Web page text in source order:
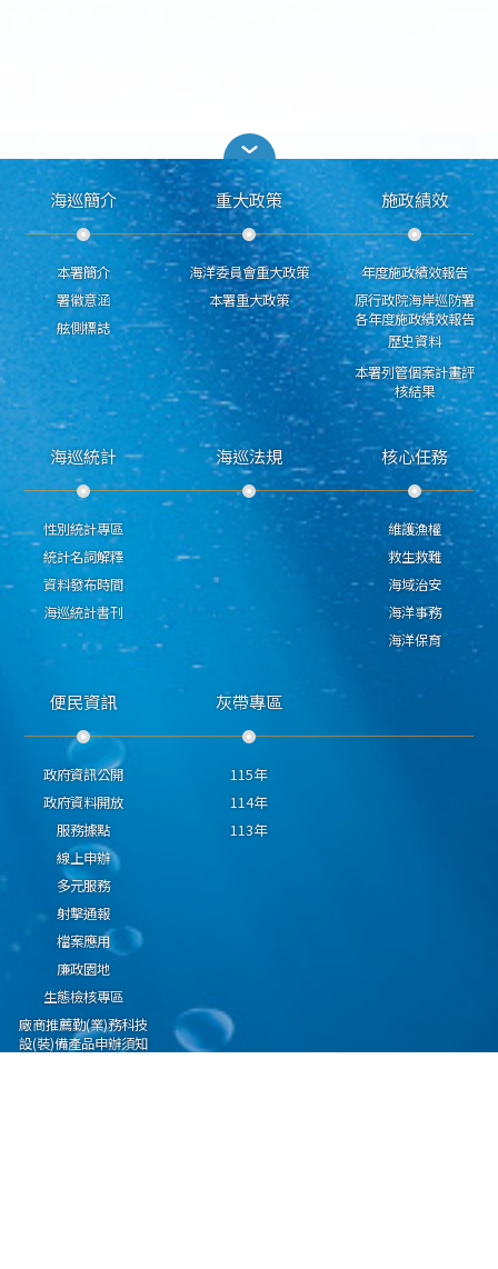
海巡簡介
本署簡介
署徽意涵
舷側標誌
重大政策
海洋委員會重大政策
本署重大政策
施政績效
年度施政績效報告
原行政院海岸巡防署
各年度施政績效報告
歷史資料
本署列管個案計畫評
核結果
海巡統計
性別統計專區
統計名詞解釋
資料發布時間
海巡統計書刊
海巡法規 核心任務
維護漁權
救生救難
海域治安
海洋事務
海洋保育
便民資訊
政府資訊公開
政府資料開放
服務據點
線上申辦
多元服務
射擊通報
檔案應用
廉政園地
生態檢核專區
廠商推薦勤(業)務科技
設(裝)備產品申辦須知
灰帶專區
115年
114年
113年